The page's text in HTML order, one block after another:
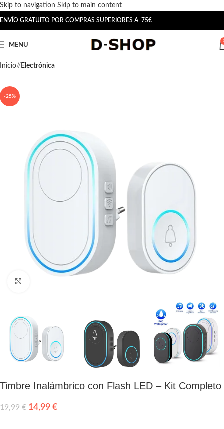
Skip to navigation Skip to main content
ENVÍO GRATUITO POR COMPRAS SUPERIORES A 75€
MENU
Inicio/ Electrónica
-25%
Timbre Inalámbrico con Flash LED – Kit Completo
19,99€ 14,99 €